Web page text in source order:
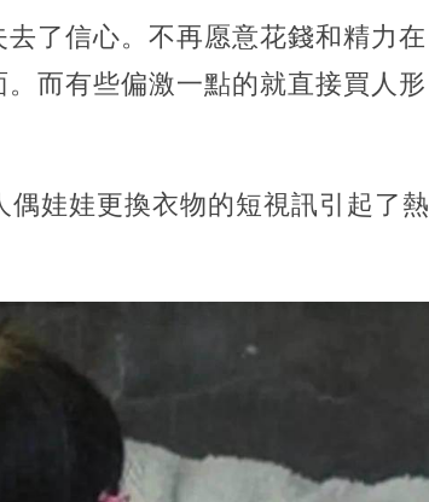
了信心。不再愿意花錢和精力在
而有些偏激一點的就直接買人形
娃娃更換衣物的短視訊引起了熱